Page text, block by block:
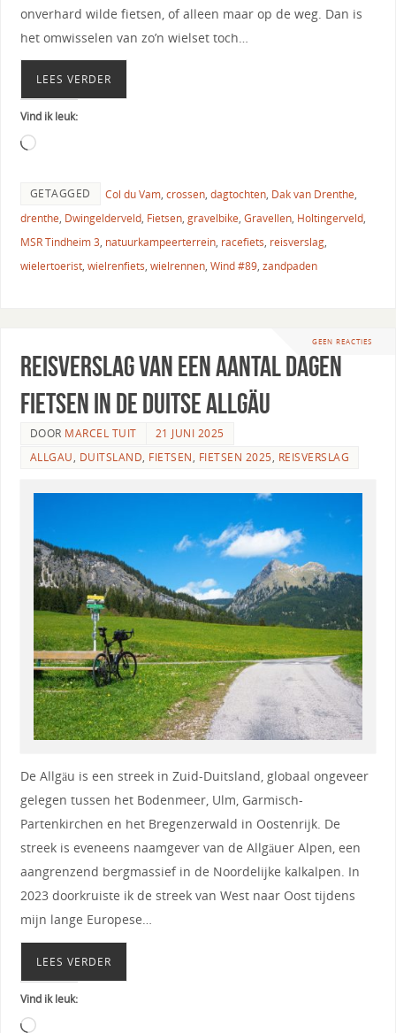
onverhard wilde fietsen, of alleen maar op de weg. Dan is
het omwisselen van zo’n wielset toch…
LEES VERDER
Vind ik leuk:
GETAGGED Col du Vam, crossen, dagtochten, Dak van Drenthe,
drenthe, Dwingelderveld, Fietsen, gravelbike, Gravellen, Holtingerveld,
MSR Tindheim 3, natuurkampeerterrein, racefiets, reisverslag,
wielertoerist, wielrenfiets, wielrennen, Wind #89, zandpaden
GEEN REACTIES
Reisverslag van een aantal dagen
fietsen in de Duitse Allgäu
DOOR MARCEL TUIT
21 JUNI 2025
ALLGAU, DUITSLAND, FIETSEN, FIETSEN 2025, REISVERSLAG
De Allgäu is een streek in Zuid-Duitsland, globaal ongeveer
gelegen tussen het Bodenmeer, Ulm, Garmisch-
Partenkirchen en het Bregenzerwald in Oostenrijk. De
streek is eveneens naamgever van de Allgäuer Alpen, een
aangrenzend bergmassief in de Noordelijke kalkalpen. In
2023 doorkruiste ik de streek van West naar Oost tijdens
mijn lange Europese…
LEES VERDER
Vind ik leuk: